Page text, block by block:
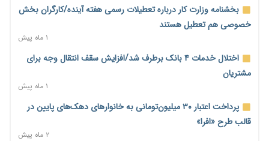
پارادوکس اینترنت در ایران؛ مصرف‌کننده بیشتر می‌پردازد، شبکه
کمتر توسعه می‌یابد
۲ روز پیش
تأمین سرمایه در گردش بدون خلق نقدینگی؛ نقش جدید
سیاست‌های مالیاتی در حمایت از تولید
۲ روز پیش
معمای تأمین ۸۰ همت معوقات بازنشستگان؛ بانک رفاه وارد میدان
شد
۲ روز پیش
بخشنامه وزارت کار درباره تعطیلات رسمی هفته آینده/کارگران بخش
خصوصی هم تعطیل هستند
۱ ماه پیش
اختلال خدمات ۴ بانک برطرف شد/افزایش سقف انتقال وجه برای
مشتریان
۱ ماه پیش
پرداخت اعتبار ۳۰ میلیون‌تومانی به خانوارهای دهک‌های پایین در
قالب طرح «افرا»
۲ ماه پیش